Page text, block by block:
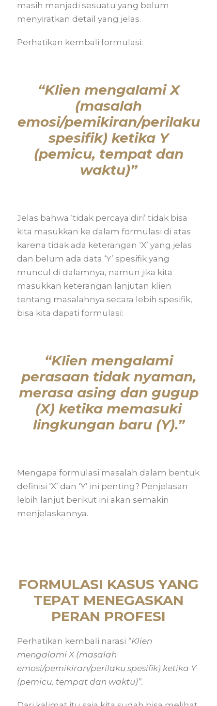
masih menjadi sesuatu yang belum
menyiratkan detail yang jelas.
Perhatikan kembali formulasi:
“Klien mengalami X
(masalah
emosi/pemikiran/perilaku
spesifik) ketika Y
(pemicu, tempat dan
waktu)”
Jelas bahwa ‘tidak percaya diri’ tidak bisa
kita masukkan ke dalam formulasi di atas
karena tidak ada keterangan ‘X’ yang jelas
dan belum ada data ‘Y’ spesifik yang
muncul di dalamnya, namun jika kita
masukkan keterangan lanjutan klien
tentang masalahnya secara lebih spesifik,
bisa kita dapati formulasi:
“Klien mengalami
perasaan tidak nyaman,
merasa asing dan gugup
(X) ketika memasuki
lingkungan baru (Y).”
Mengapa formulasi masalah dalam bentuk
definisi ‘X’ dan ‘Y’ ini penting? Penjelasan
lebih lanjut berikut ini akan semakin
menjelaskannya.
FORMULASI KASUS YANG
TEPAT MENEGASKAN
PERAN PROFESI
Perhatikan kembali narasi “Klien
mengalami X (masalah
emosi/pemikiran/perilaku spesifik) ketika Y
(pemicu, tempat dan waktu)”.